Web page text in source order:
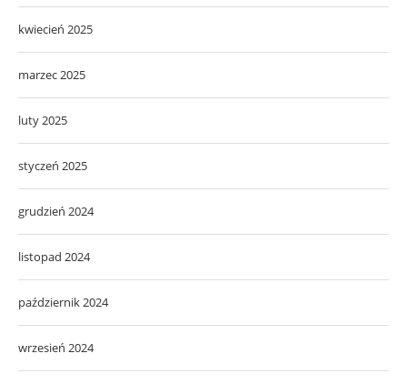
kwiecień 2025
marzec 2025
luty 2025
styczeń 2025
grudzień 2024
listopad 2024
październik 2024
wrzesień 2024